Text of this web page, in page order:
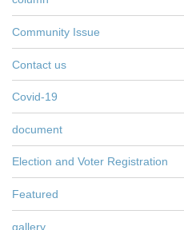
Community Issue
Contact us
Covid-19
document
Election and Voter Registration
Featured
gallery